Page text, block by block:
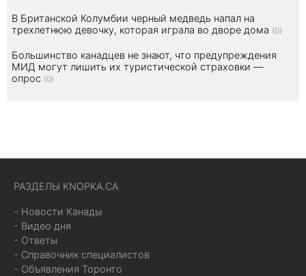
В Британской Колумбии черный медведь напал на
трехлетнюю девочку, которая играла во дворе дома (0)
Большинство канадцев не знают, что предупреждения
МИД могут лишить их туристической страховки —
опрос (0)
РАЗДЕЛЫ KNOPKA.CA
- Новости Канады
- Видео дня
- Ответы
- Справочник специалистов
- Объявления Торонто